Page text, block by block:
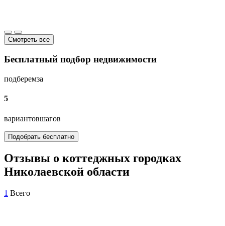
Смотреть все
Бесплатный подбор недвижимости
подберемза
5
вариантовшагов
Подобрать бесплатно
Отзывы о коттеджных городках
Николаевской области
1 Всего